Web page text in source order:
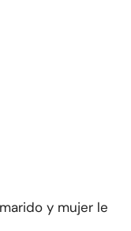
y mujer le